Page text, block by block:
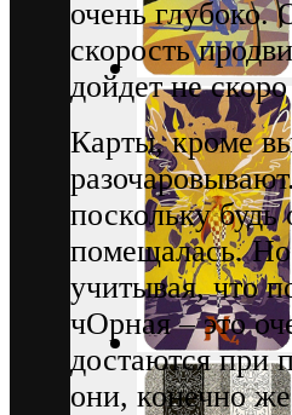
очень глубоко.
скорость
дойдет не скоро
Карты, кроме
поскольку
помещалась.
учитывая, что
чОрная – это
достаются при
они, конечно